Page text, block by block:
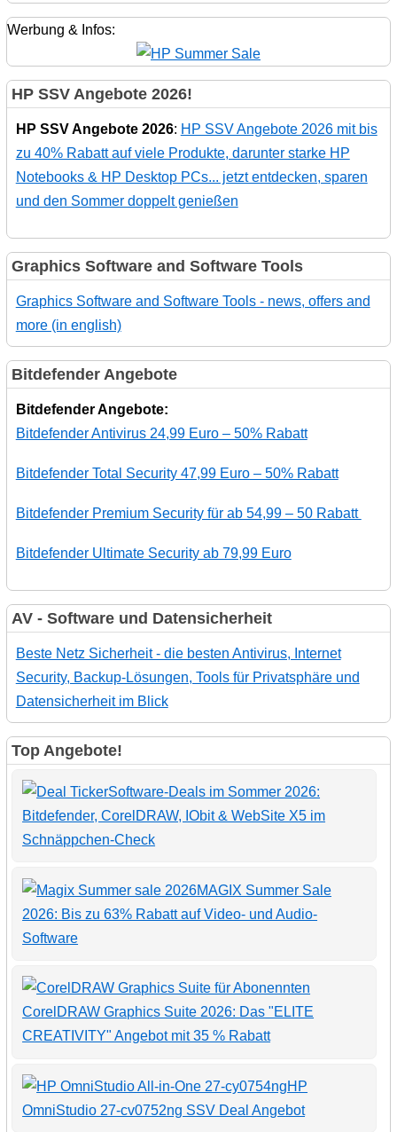
Werbung & Infos:
HP SSV Angebote 2026!
HP SSV Angebote 2026: HP SSV Angebote 2026 mit bis
zu 40% Rabatt auf viele Produkte, darunter starke HP
Notebooks & HP Desktop PCs... jetzt entdecken, sparen
und den Sommer doppelt genießen
Graphics Software and Software Tools
Graphics Software and Software Tools - news, offers and
more (in english)
Bitdefender Angebote
Bitdefender Angebote:
Bitdefender Antivirus 24,99 Euro – 50% Rabatt
Bitdefender Total Security 47,99 Euro – 50% Rabatt
Bitdefender Premium Security für ab 54,99 – 50 Rabatt
Bitdefender Ultimate Security ab 79,99 Euro
AV - Software und Datensicherheit
Beste Netz Sicherheit - die besten Antivirus, Internet
Security, Backup-Lösungen, Tools für Privatsphäre und
Datensicherheit im Blick
Top Angebote!
Software-Deals im Sommer 2026:
Bitdefender, CorelDRAW, IObit & WebSite X5 im
Schnäppchen-Check
MAGIX Summer Sale
2026: Bis zu 63% Rabatt auf Video- und Audio-
Software
CorelDRAW Graphics Suite 2026: Das "ELITE
CREATIVITY" Angebot mit 35 % Rabatt
HP
OmniStudio 27-cv0752ng SSV Deal Angebot